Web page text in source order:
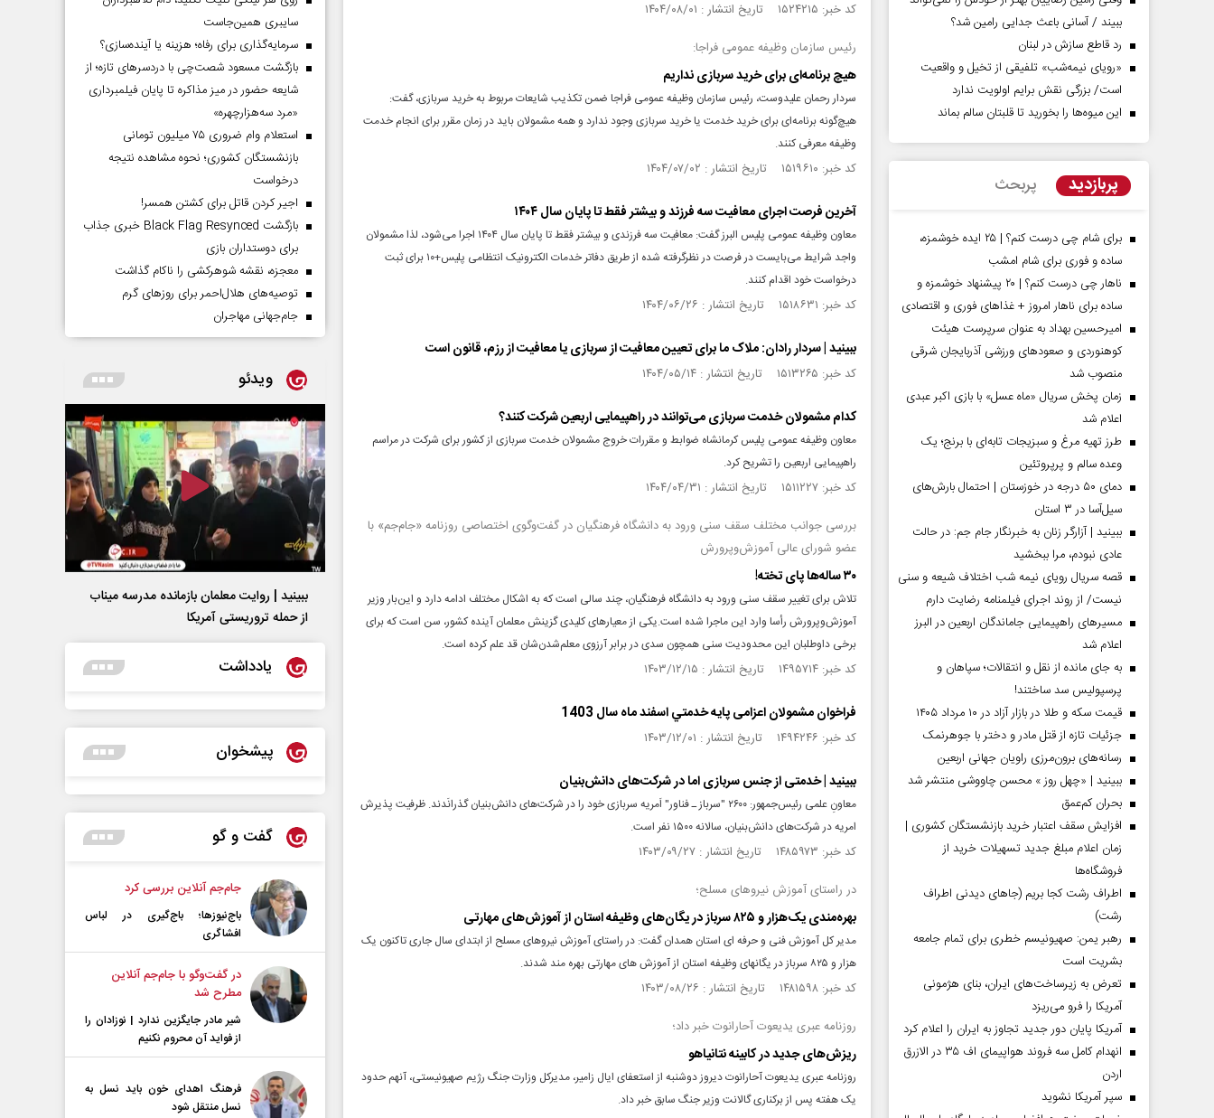
کد خبر: ۱۵۲۴۲۱۵ تاریخ انتشار : ۱۴۰۴/۰۸/۰۱
رئیس سازمان وظیفه عمومی فراجا:
هیچ برنامه‌ای برای خرید سربازی نداریم
سردار رحمان علیدوست، رئیس سازمان وظیفه عمومی فراجا ضمن تکذیب شایعات مربوط به خرید سربازی، گفت:
هیچ‌گونه برنامه‌ای برای خرید خدمت یا خرید سربازی وجود ندارد و همه مشمولان باید در زمان مقرر برای انجام خدمت
وظیفه معرفی کنند.
کد خبر: ۱۵۱۹۶۱۰ تاریخ انتشار : ۱۴۰۴/۰۷/۰۲
آخرین فرصت اجرای معافیت سه فرزند و بیشتر فقط تا پایان ‏سال ۱۴۰۴ ‏
معاون وظیفه عمومی پلیس البرز گفت: معافیت سه فرزندی و بیشتر فقط تا پایان سال ‏‏۱۴۰۴ اجرا می‌شود، لذا مشمولان
واجد شرایط می‌بایست در فرصت در نظرگرفته شده از طریق دفاتر ‏خدمات الکترونیک انتظامی پلیس+۱۰ برای ثبت
درخواست خود اقدام کنند. ‏
کد خبر: ۱۵۱۸۶۳۱ تاریخ انتشار : ۱۴۰۴/۰۶/۲۶
ببینید | سردار رادان: ملاک ما برای تعیین معافیت از سربازی یا معافیت از رزم، قانون است
کد خبر: ۱۵۱۳۲۶۵ تاریخ انتشار : ۱۴۰۴/۰۵/۱۴
کدام مشمولان خدمت سربازی می‌توانند در راهپیمایی اربعین شرکت کنند؟
معاون وظیفه عمومی پلیس کرمانشاه ضوابط و مقررات خروج مشمولان خدمت سربازی از کشور برای شرکت در مراسم
راهپیمایی اربعین را تشریح کرد.
کد خبر: ۱۵۱۱۲۲۷ تاریخ انتشار : ۱۴۰۴/۰۴/۳۱
بررسی جوانب مختلف سقف سنی ورود به دانشگاه فرهنگیان در گفت‌وگوی اختصاصی روزنامه «جام‌جم» با
عضو شورای عالی آموزش‌وپرورش
۳۰ ساله‌ها پای تخته!
تلاش برای تغییر سقف سنی ورود به دانشگاه فرهنگیان، چند سالی است که به اشکال مختلف ادامه دارد و این‌بار وزیر
آموزش‌وپرورش رأسا وارد این ماجرا شده است.یکی از معیارهای کلیدی گزینش معلمان آینده کشور، سن است که برای
برخی داوطلبان این محدودیت سنی همچون سدی در برابر آرزوی معلم‌شدن‌شان قد علم کرده است.
کد خبر: ۱۴۹۵۷۱۴ تاریخ انتشار : ۱۴۰۳/۱۲/۱۵
فراخوان مشمولان اعزامی پايه خدمتي اسفند ماه سال 1403
کد خبر: ۱۴۹۴۲۴۶ تاریخ انتشار : ۱۴۰۳/۱۲/۰۱
ببینید | خدمتی از جنس سربازی اما در شرکت‌های دانش‌بنیان
معاونِ علمی رئیس‌جمهور: ۲۶۰۰ "سرباز ـ فناور" اَمریه سربازی خود را در شرکت‌های دانش‌بنیان گذرانَدند. ظرفیت پذیرش
امریه در شرکت‌های دانش‌بنیان، سالانه ۱۵۰۰ نفر است.
کد خبر: ۱۴۸۵۹۷۳ تاریخ انتشار : ۱۴۰۳/۰۹/۲۷
در راستای آموزش نیروهای مسلح؛
بهره‌مندی یک‌هزار و ۸۲۵ سرباز در یگان‌های وظیفه استان از آموزش‌های مهارتی
مدیر کل آموزش فنی و حرفه ای استان همدان گفت: در راستای آموزش نیروهای مسلح از ابتدای سال جاری تاکنون یک
هزار و ۸۲۵ سرباز در یگانهای وظیفه استان از آموزش های مهارتی بهره مند شدند.
کد خبر: ۱۴۸۱۵۹۸ تاریخ انتشار : ۱۴۰۳/۰۸/۲۶
روزنامه عبری یدیعوت آحارانوت خبر داد؛
ریزش‌های جدید در کابینه نتانیاهو
روزنامه عبری یدیعوت آحارانوت دیروز دوشنبه از استعفای ایال زامیر، مدیرکل وزارت جنگ رژیم صهیونیستی، آنهم حدود
یک هفته پس از برکناری گالانت وزیر جنگ سابق خبر داد.
ببیند / آسانی باعث جدایی رامین شد؟
رد قاطع سازش در لبنان
«رویای نیمه‌شب» تلفیقی از تخیل و واقعیت
است/ بزرگی نقش برایم اولویت ندارد
این میوه‌ها را بخورید تا قلبتان سالم بماند
پربازدید پربحث
برای شام چی درست کنم؟ | ۲۵ ایده خوشمزه،
ساده و فوری برای شام امشب
ناهار چی درست کنم؟ | ۲۰ پیشنهاد خوشمزه و
ساده برای ناهار امروز + غذاهای فوری و اقتصادی
امیرحسین بهداد به عنوان سرپرست هیئت
کوهنوردی و صعودهای ورزشی آذربایجان شرقی
منصوب شد
زمان پخش سریال «ماه عسل» با بازی اکبر عبدی
اعلام شد
طرز تهیه مرغ و سبزیجات تابه‌ای با برنج؛ یک
وعده سالم و پرپروتئین
دمای ۵۰ درجه در خوزستان | احتمال بارش‌های
سیل‌آسا در ۳ استان
ببینید | آزارگر زنان به خبرنگار جام جم: در حالت
عادی نبودم، مرا ببخشید
قصه سریال رویای نیمه شب اختلاف شیعه و سنی
نیست/ از روند اجرای فیلمنامه رضایت دارم
مسیر‌های راهپیمایی جاماندگان اربعین در البرز
اعلام شد
به جای مانده از نقل و انتقالات؛ سپاهان و
پرسپولیس سد ساختند!
قیمت سکه و طلا در بازار آزاد در ۱۰ مرداد ۱۴۰۵
جزئیات تازه از قتل مادر و دختر با جوهرنمک
رسانه‌های برون‌مرزی راویان جهانی اربعین
ببینید | «چهل روز » محسن چاووشی منتشر شد
بحران کم‌عمق
افزایش سقف اعتبار خرید بازنشستگان کشوری |
زمان اعلام مبلغ جدید تسهیلات خرید از
فروشگاه‌ها
اطراف رشت کجا بریم (جاهای دیدنی اطراف
رشت)
رهبر یمن: صهیونیسم خطری برای تمام جامعه
بشریت است
تعرض به زیرساخت‌های ایران، بنای هژمونی
آمریکا را فرو می‌ریزد
آمریکا پایان دور جدید تجاوز به ایران را اعلام کرد
انهدام کامل سه فروند هواپیمای اف ۳۵ در الازرق
اردن
سپر آمریکا نشوید
سایبری همین‌جاست
سرمایه‌گذاری برای رفاه؛ هزینه یا آینده‌سازی؟
بازگشت مسعود شصت‌چی با دردسر‌های تازه؛ از
شایعه حضور در میز مذاکره تا پایان فیلمبرداری
«مرد سه‌هزارچهره»
استعلام وام ضروری ۷۵ میلیون تومانی
بازنشستگان کشوری؛ نحوه مشاهده نتیجه
درخواست
اجیر کردن قاتل برای کشتن همسر!
بازگشت Black Flag Resynced خبری جذاب
برای دوستداران بازی
معجزه، نقشه شوهرکشی را ناکام گذاشت
توصیه‌های هلال‌احمر برای روز‌های گرم
جام‌جهانی مهاجران
ویدئو
ببینید | روایت معلمان بازمانده مدرسه میناب
از حمله تروریستی آمریکا
یادداشت
پیشخوان
گفت و گو
جام‌جم آنلاین بررسی کرد
باج‌نیوزها؛ باج‌گیری در لباس
افشاگری
در گفت‌و‌گو با جام‌جم آنلاین
مطرح شد
شیر مادر جایگزین ندارد | نوزادان را
از فواید آن محروم نکنیم
فرهنگ اهدای خون باید نسل به
نسل منتقل شود